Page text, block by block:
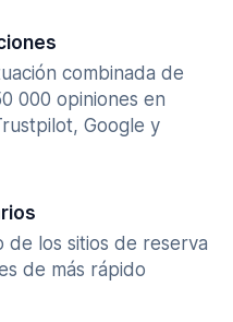
combinada de
000 opiniones en
Google y
de los sitios de reserva
de más rápido